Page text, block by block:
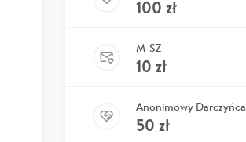
100 zł
M-SZ
10 zł
Anonimowy Darczyńca
50 zł